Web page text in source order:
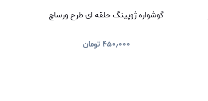
گوشواره ژوپینگ‌ حلقه ای طرح ورساچ
۴۵۰٫۰۰۰ تومان